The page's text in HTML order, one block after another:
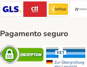
GLS Shipping Method
CTTExpress
Pagamento seguro
Security